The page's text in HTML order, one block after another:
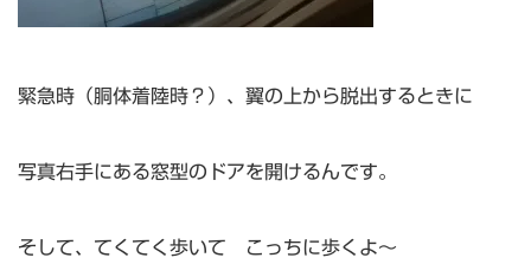
緊急時（胴体着陸時？）、翼の上から脱出するときに
写真右手にある窓型のドアを開けるんです。
そして、てくてく歩いて こっちに歩くよ～